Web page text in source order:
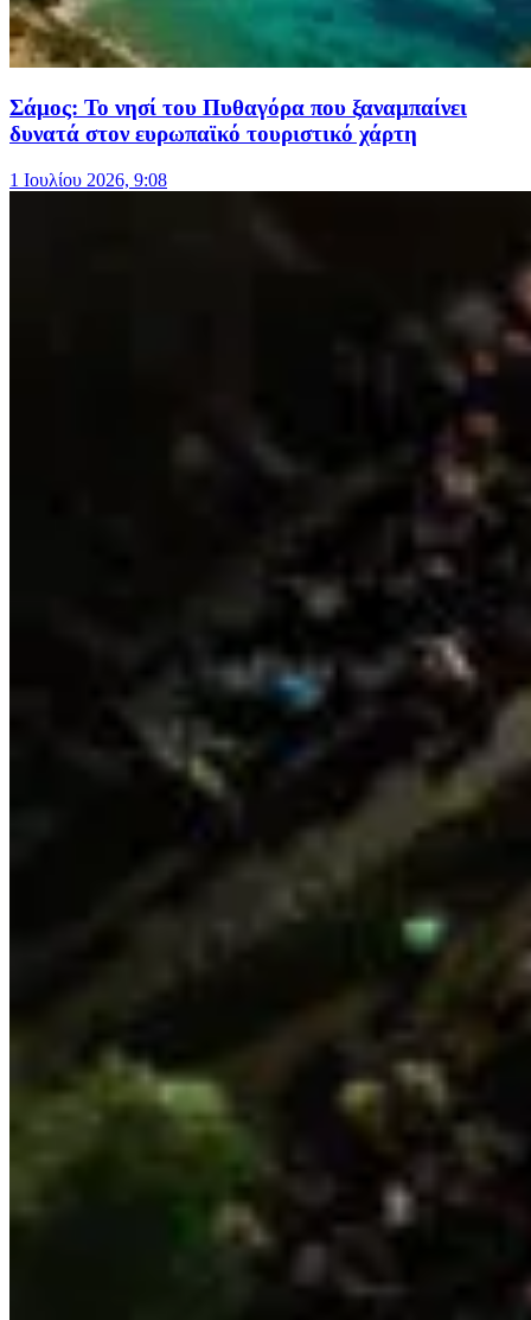
Σάμος: Το νησί του Πυθαγόρα που ξαναμπαίνει
δυνατά στον ευρωπαϊκό τουριστικό χάρτη
1 Ιουλίου 2026, 9:08